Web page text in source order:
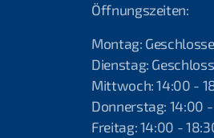
Öffnungszeiten:
Montag:
Dienstag:
Mittwoch: 14:00 -
Donnerstag: 14:00
Freitag: 14:00 -